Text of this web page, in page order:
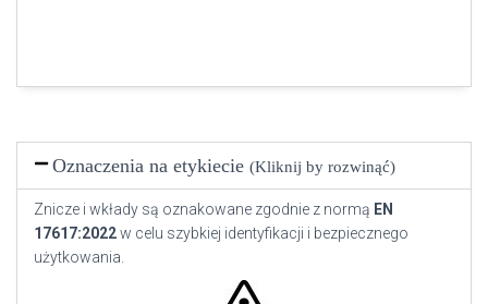
Oznaczenia na etykiecie (Kliknij by rozwinąć)
Znicze i wkłady są oznakowane zgodnie z normą EN
17617:2022w celu szybkiej identyfikacji i bezpiecznego
użytkowania.